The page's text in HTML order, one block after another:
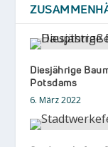
Diesjährige
Potsdams
6. März 2022